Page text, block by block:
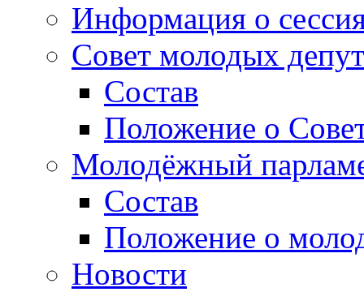
Информация о
Совет молодых
Состав
Положение о
Молодёжный
Состав
Положение о
Новости